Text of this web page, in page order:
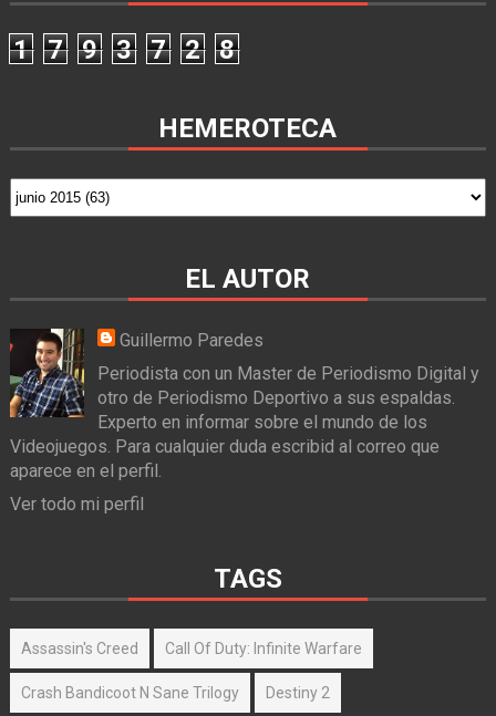
1 7 9 3 7 2 8
HEMEROTECA
EL AUTOR
Guillermo Paredes
Periodista con un Master de Periodismo Digital y
otro de Periodismo Deportivo a sus espaldas.
Experto en informar sobre el mundo de los
Videojuegos. Para cualquier duda escribid al correo que
aparece en el perfil.
Ver todo mi perfil
TAGS
Assassin's Creed Call Of Duty: Infinite Warfare
Crash Bandicoot N Sane Trilogy Destiny 2